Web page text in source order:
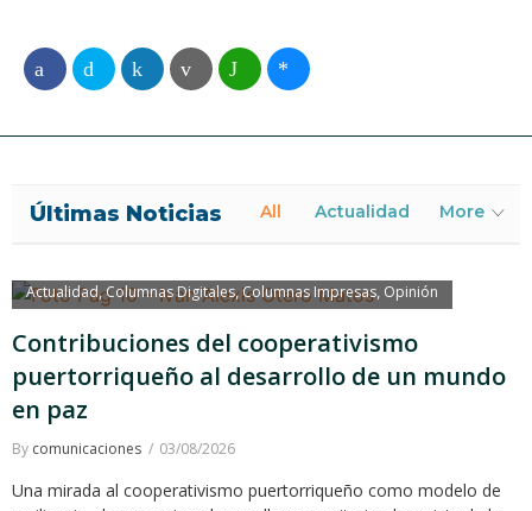
Últimas Noticias All Actualidad More
Actualidad,Columnas Digitales,Columnas Impresas, Opinión
Contribuciones del cooperativismo
puertorriqueño al desarrollo de un mundo
en paz
By comunicaciones 03/08/2026
Una mirada al cooperativismo puertorriqueño como modelo de